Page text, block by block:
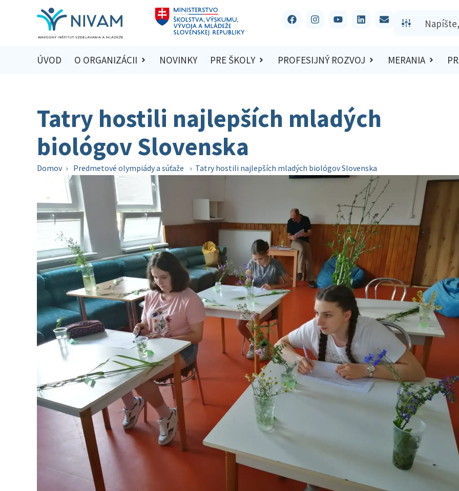
ÚVOD O ORGANIZÁCII NOVINKY PRE ŠKOLY PROFESIJNÝ ROZVOJ MERANIA
Tatry hostili najlepších mladých
biológov Slovenska
Domov › Predmetové olympiády a súťaže › Tatry hostili najlepších mladých biológov Slovenska